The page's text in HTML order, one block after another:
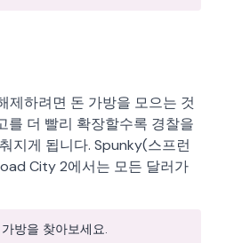
제하려면 돈 가방을 모으는 것
를 더 빨리 확장할수록 경찰을
지게 됩니다. Spunky(스프런
City 2에서는 모든 달러가
방을 찾아보세요.